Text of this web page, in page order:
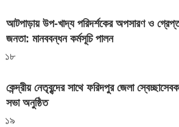
আটপাড়ায় উপ-খাদ্য পরিদর্শকের অপসারণ ও
জনতা: মানববন্ধন কর্মসূচি পালন
১৮
কেন্দ্রীয় নেতৃবৃন্দের সাথে ফরিদপুর জেলা
সভা অনুষ্ঠিত
১৯